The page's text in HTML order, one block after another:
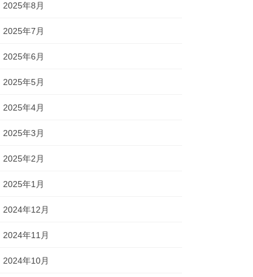
2025年8月
2025年7月
2025年6月
2025年5月
2025年4月
2025年3月
2025年2月
2025年1月
2024年12月
2024年11月
2024年10月